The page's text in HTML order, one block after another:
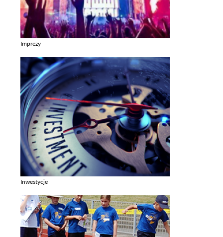
Imprezy
Inwestycje